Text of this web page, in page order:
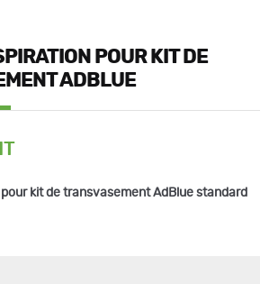
POUR KIT DE
ADBLUE
pour kit de transvasement AdBlue standard
quantité